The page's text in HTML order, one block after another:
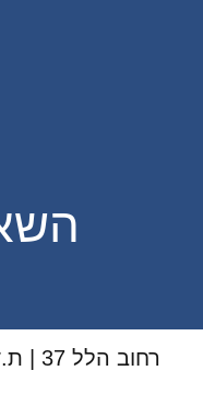
רחוב הלל 37 | ת.ד. 585 | מיקוד 9100402 | ירושלים | טל':